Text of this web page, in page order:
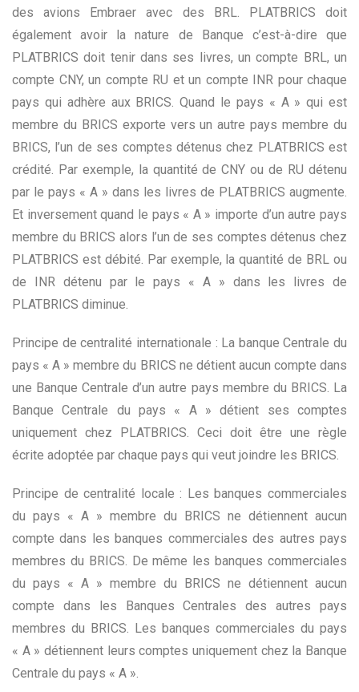
des avions Embraer avec des BRL. PLATBRICS doit
également avoir la nature de Banque c’est-à-dire que
PLATBRICS doit tenir dans ses livres, un compte BRL, un
compte CNY, un compte RU et un compte INR pour chaque
pays qui adhère aux BRICS. Quand le pays « A » qui est
membre du BRICS exporte vers un autre pays membre du
BRICS, l’un de ses comptes détenus chez PLATBRICS est
crédité. Par exemple, la quantité de CNY ou de RU détenu
par le pays « A » dans les livres de PLATBRICS augmente.
Et inversement quand le pays « A » importe d’un autre pays
membre du BRICS alors l’un de ses comptes détenus chez
PLATBRICS est débité. Par exemple, la quantité de BRL ou
de INR détenu par le pays « A » dans les livres de
PLATBRICS diminue.
Principe de centralité internationale : La banque Centrale du
pays « A » membre du BRICS ne détient aucun compte dans
une Banque Centrale d’un autre pays membre du BRICS. La
Banque Centrale du pays « A » détient ses comptes
uniquement chez PLATBRICS. Ceci doit être une règle
écrite adoptée par chaque pays qui veut joindre les BRICS.
Principe de centralité locale : Les banques commerciales
du pays « A » membre du BRICS ne détiennent aucun
compte dans les banques commerciales des autres pays
membres du BRICS. De même les banques commerciales
du pays « A » membre du BRICS ne détiennent aucun
compte dans les Banques Centrales des autres pays
membres du BRICS. Les banques commerciales du pays
« A » détiennent leurs comptes uniquement chez la Banque
Centrale du pays « A ».